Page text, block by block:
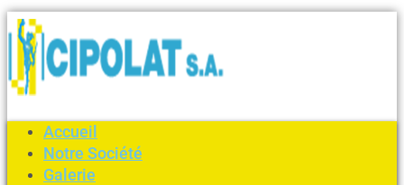
Accueil
Notre Société
Galerie